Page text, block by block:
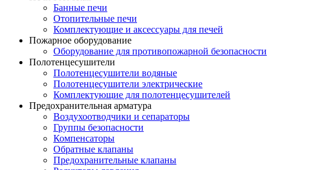
Банные печи
Отопительные печи
Комплектующие и аксессуары для печей
Пожарное оборудование
Оборудование для противопожарной безопасности
Полотенцесушители
Полотенцесушители водяные
Полотенцесушители электрические
Комплектующие для полотенцесушителей
Предохранительная арматура
Воздухоотводчики и сепараторы
Группы безопасности
Компенсаторы
Обратные клапаны
Предохранительные клапаны